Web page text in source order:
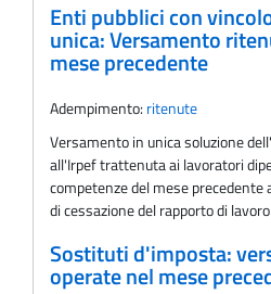
Enti pubblici con
unica: Versamento
mese precedente
Adempimento: ritenute
Versamento in unica soluzione
all'Irpef trattenuta ai lavoratori
competenze del mese precedente
di cessazione del rapporto di lavoro
Sostituti d'imposta:
operate nel mese